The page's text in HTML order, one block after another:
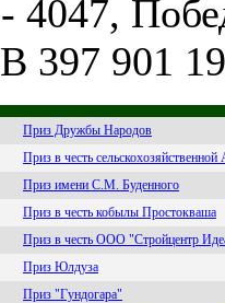
- 4047,
397 901
Приз Дружбы Народов
Приз в честь
Приз имени С.М. Буденного
Приз в честь кобылы Простокваша
Приз в честь ООО "Стройцентр
Приз Юлдуза
Приз "Гундогара"